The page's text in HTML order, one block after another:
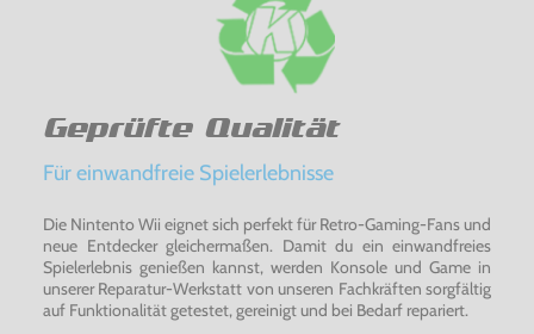
Geprüfte Qualität
Für einwandfreie Spielerlebnisse
Die Nintento Wii eignet sich perfekt für Retro-Gaming-Fans und
neue Entdecker gleichermaßen. Damit du ein einwandfreies
Spielerlebnis genießen kannst, werden Konsole und Game in
unserer Reparatur-Werkstatt von unseren Fachkräften sorgfältig
auf Funktionalität getestet, gereinigt und bei Bedarf repariert.